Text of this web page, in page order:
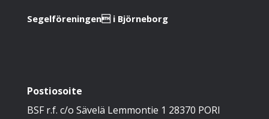
Segelföreningen i Björneborg
Postiosoite
BSF r.f. c/o Sävelä Lemmontie 1 28370 PORI